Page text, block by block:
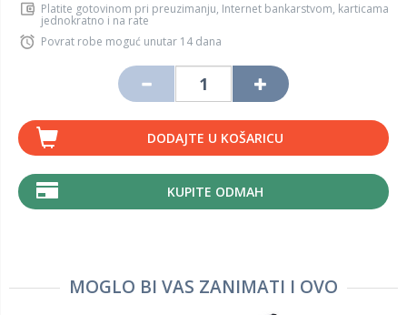
Platite gotovinom pri preuzimanju, Internet bankarstvom, karticama
jednokratno i na rate
Povrat robe moguć unutar 14 dana
DODAJTE U KOŠARICU
KUPITE ODMAH
MOGLO BI VAS ZANIMATI I OVO